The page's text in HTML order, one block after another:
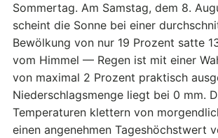
Sommertag. Am Samstag, dem 8.
scheint die Sonne bei einer
Bewölkung von nur 19 Prozent satte
vom Himmel — Regen ist mit einer
von maximal 2 Prozent praktisch
Niederschlagsmenge liegt bei 0 mm.
Temperaturen klettern von
einen angenehmen Tageshöchstwert